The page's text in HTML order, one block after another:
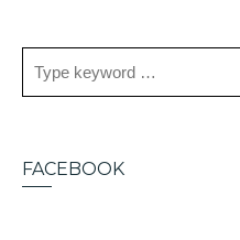
FACEBOOK